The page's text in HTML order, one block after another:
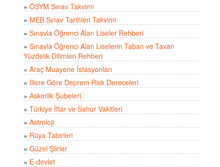
» ÖSYM Sınav Takvimi
» MEB Sınav Tarihleri Takvimi
» Sınavla Öğrenci Alan Liseler Rehberi
» Sınavla Öğrenci Alan Liselerin Taban ve Tavan
Yüzdelik Dilimleri Rehberi
» Araç Muayene İstasyonları
» İllere Göre Deprem Risk Dereceleri
» Askerlik Şubeleri
» Türkiye İftar ve Sahur Vakitleri
» Astroloji
» Rüya Tabirleri
» Güzel Şiirler
» E-devlet